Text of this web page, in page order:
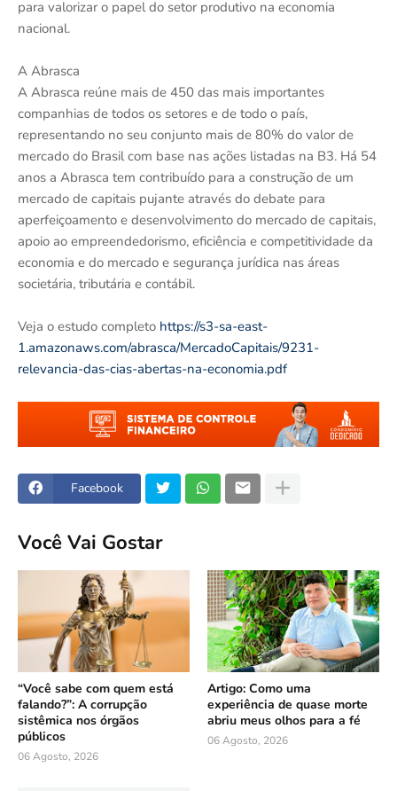
para valorizar o papel do setor produtivo na economia
nacional.
A Abrasca
A Abrasca reúne mais de 450 das mais importantes
companhias de todos os setores e de todo o país,
representando no seu conjunto mais de 80% do valor de
mercado do Brasil com base nas ações listadas na B3. Há 54
anos a Abrasca tem contribuído para a construção de um
mercado de capitais pujante através do debate para
aperfeiçoamento e desenvolvimento do mercado de capitais,
apoio ao empreendedorismo, eficiência e competitividade da
economia e do mercado e segurança jurídica nas áreas
societária, tributária e contábil.
Veja o estudo completo https://s3-sa-east-
1.amazonaws.com/abrasca/MercadoCapitais/9231-
relevancia-das-cias-abertas-na-economia.pdf
Facebook
Você Vai Gostar
“Você sabe com quem está
falando?”: A corrupção
sistêmica nos órgãos
públicos
06 Agosto, 2026
Artigo: Como uma
experiência de quase morte
abriu meus olhos para a fé
06 Agosto, 2026